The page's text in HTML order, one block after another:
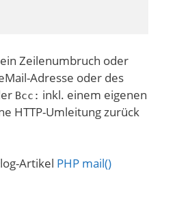
Zeilenumbruch oder
Adresse oder des
Bcc: inkl. einem eigenen
HTTP-Umleitung zurück
Artikel PHP mail()